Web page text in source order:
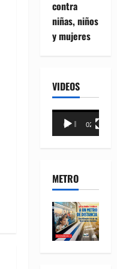
contra
niñas, niños
y mujeres
VIDEOS
Reproductor
00:00 02:18
METRO